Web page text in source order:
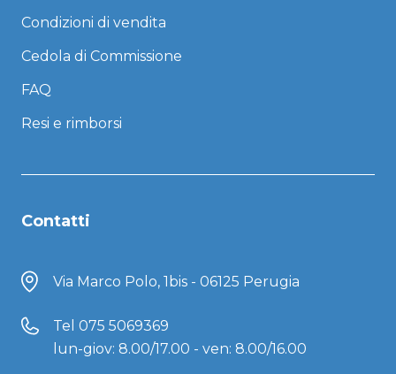
Condizioni di vendita
Cedola di Commissione
FAQ
Resi e rimborsi
Contatti
Via Marco Polo, 1bis - 06125 Perugia
Tel 075 5069369
lun-giov: 8.00/17.00 - ven: 8.00/16.00